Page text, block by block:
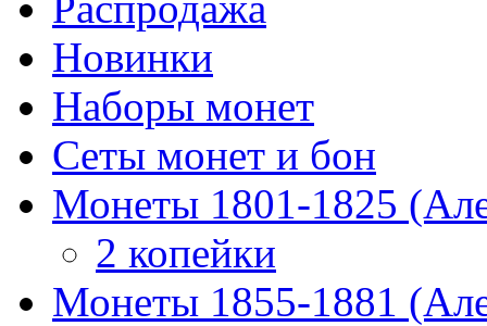
Новинки
Наборы монет
Сеты монет и бон
Монеты 1801-1825
2 копейки
Монеты 1855-1881